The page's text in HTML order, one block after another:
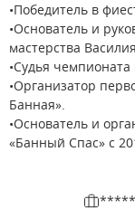
•Победитель в
•Основатель и
мастерства
•Судья
•Организатор
Банная».
•Основатель и
«Банный Спас» с